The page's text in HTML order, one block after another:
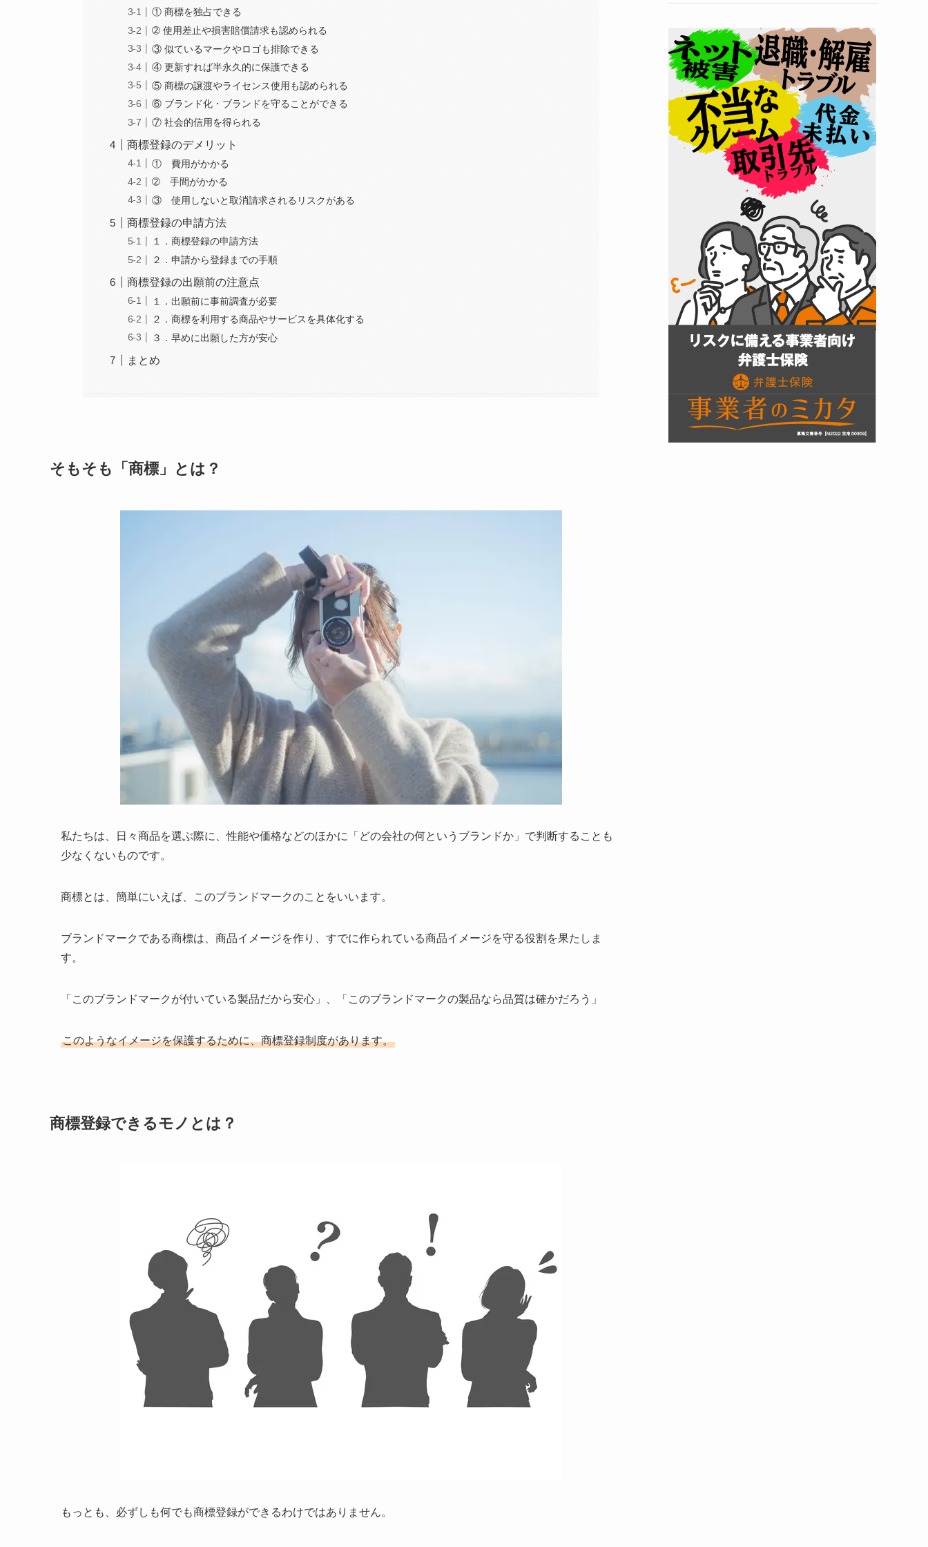
① 商標を独占できる
➁ 使用差止や損害賠償請求も認められる
③ 似ているマークやロゴも排除できる
④ 更新すれば半永久的に保護できる
⑤ 商標の譲渡やライセンス使用も認められる
⑥ ブランド化・ブランドを守ることができる
⑦ 社会的信用を得られる
商標登録のデメリット
① 費用がかかる
➁ 手間がかかる
③ 使用しないと取消請求されるリスクがある
商標登録の申請方法
１．商標登録の申請方法
２．申請から登録までの手順
商標登録の出願前の注意点
１．出願前に事前調査が必要
２．商標を利用する商品やサービスを具体化する
３．早めに出願した方が安心
まとめ
そもそも「商標」とは？
私たちは、日々商品を選ぶ際に、性能や価格などのほかに「どの会社の何というブランドか」で判断することも
少なくないものです。
商標とは、簡単にいえば、このブランドマークのことをいいます。
ブランドマークである商標は、商品イメージを作り、すでに作られている商品イメージを守る役割を果たしま
す。
「このブランドマークが付いている製品だから安心」、「このブランドマークの製品なら品質は確かだろう」
このようなイメージを保護するために、商標登録制度があります。
商標登録できるモノとは？
もっとも、必ずしも何でも商標登録ができるわけではありません。